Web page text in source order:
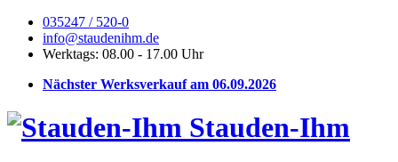
035247 / 520-0
info@staudenihm.de
Werktags: 08.00 - 17.00 Uhr
Nächster Werksverkauf am 06.09.2026
Stauden-Ihm